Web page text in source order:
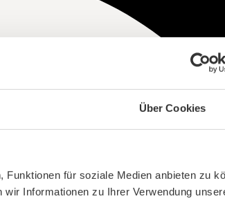
Über Cookies
für soziale Medien anbieten zu
Informationen zu Ihrer Verwendung